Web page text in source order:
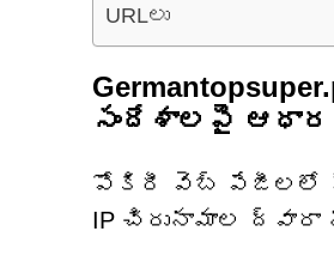
URLలు
సందేశాలపై
పోకిరీ వెబ్ పేజీలలో
IP చిరునామాల ద్వారా